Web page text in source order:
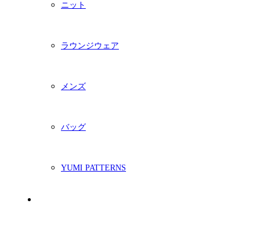
ニット
ラウンジウェア
メンズ
バッグ
YUMI PATTERNS